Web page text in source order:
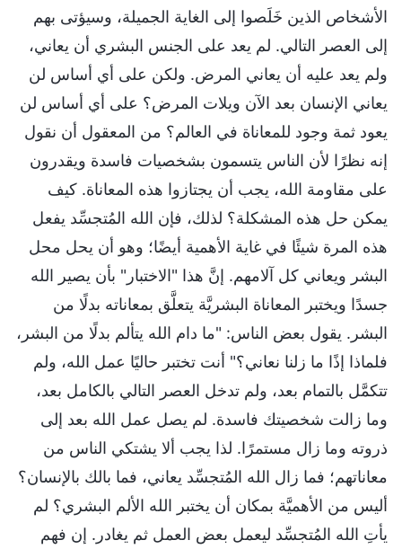
الأشخاص الذين خَلَصوا إلى الغاية الجميلة، وسيؤتى بهم
إلى العصر التالي. لم يعد على الجنس البشري أن يعاني،
ولم يعد عليه أن يعاني المرض. ولكن على أي أساس لن
يعاني الإنسان بعد الآن ويلات المرض؟ على أي أساس لن
يعود ثمة وجود للمعاناة في العالم؟ من المعقول أن نقول
إنه نظرًا لأن الناس يتسمون بشخصيات فاسدة ويقدرون
على مقاومة الله، يجب أن يجتازوا هذه المعاناة. كيف
يمكن حل هذه المشكلة؟ لذلك، فإن الله المُتجسِّد يفعل
هذه المرة شيئًا في غاية الأهمية أيضًا؛ وهو أن يحل محل
البشر ويعاني كل آلامهم. إنَّ هذا "الاختبار" بأن يصير الله
جسدًا ويختبر المعاناة البشريَّة يتعلَّق بمعاناته بدلًا من
البشر. يقول بعض الناس: "ما دام الله يتألم بدلًا من البشر،
فلماذا إذًا ما زلنا نعاني؟" أنت تختبر حاليًا عمل الله، ولم
تتكمَّل بالتمام بعد، ولم تدخل العصر التالي بالكامل بعد،
وما زالت شخصيتك فاسدة. لم يصل عمل الله بعد إلى
ذروته وما زال مستمرًا. لذا يجب ألا يشتكي الناس من
معاناتهم؛ فما زال الله المُتجسِّد يعاني، فما بالك بالإنسان؟
أليس من الأهميَّة بمكان أن يختبر الله الألم البشري؟ لم
يأتِ الله المُتجسِّد ليعمل بعض العمل ثم يغادر. إن فهم